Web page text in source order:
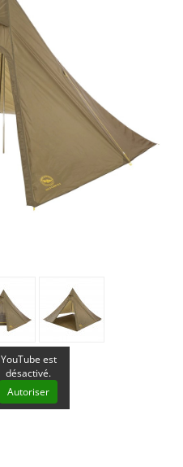
YouTube est
désactivé.
Autoriser